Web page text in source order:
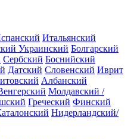
Итальянский
Украинский Болгарский
Сербский Боснийский
Датский Словенский Иврит
Албанский
Молдавский /
Греческий Финский
Нидерландский/